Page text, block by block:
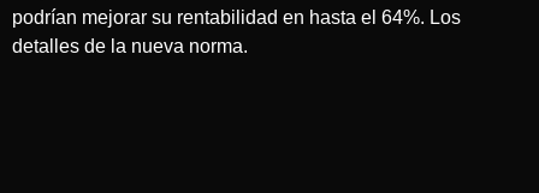
podrían mejorar su rentabilidad en hasta el 64%. Los
detalles de la nueva norma.